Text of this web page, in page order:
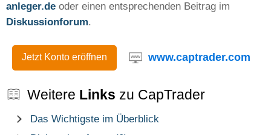
anleger.de oder einen entsprechenden Beitrag im
Diskussionforum.
Jetzt Konto eröffnen www.captrader.com
Weitere Links zu CapTrader
Das Wichtigste im Überblick